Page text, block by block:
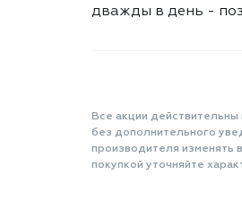
дважды в день -
Все акции
без дополнительного
производителя изменять
покупкой уточняйте